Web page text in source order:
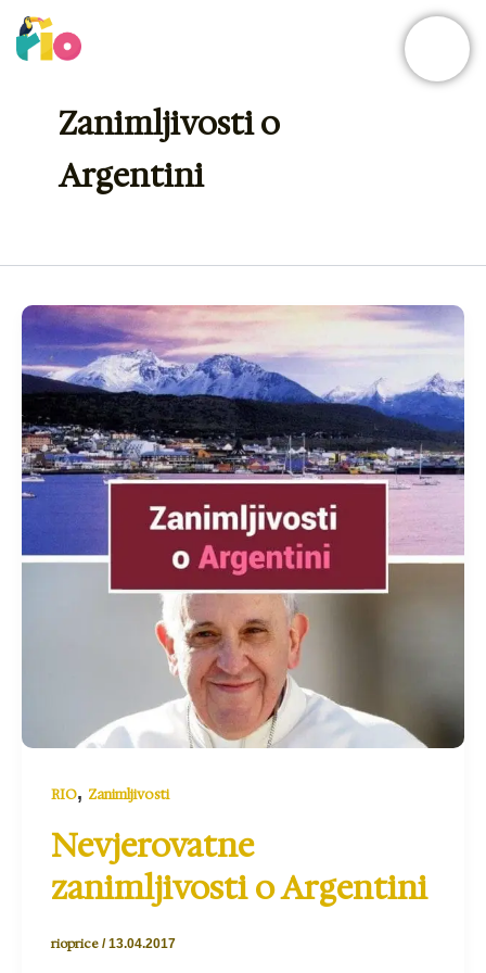
Skip
to
Zanimljivosti o
Argentini
RIO, Zanimljivosti
Nevjerovatne
zanimljivosti o Argentini
rioprice /13.04.2017